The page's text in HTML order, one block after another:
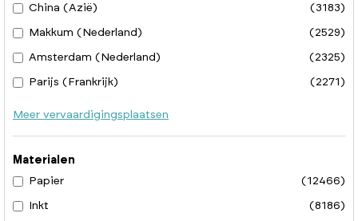
China (Azië) (3183)
Makkum (Nederland) (2529)
Amsterdam (Nederland) (2325)
Parijs (Frankrijk) (2271)
Meer vervaardigingsplaatsen
Materialen
Papier
(12466)
Inkt (8186)